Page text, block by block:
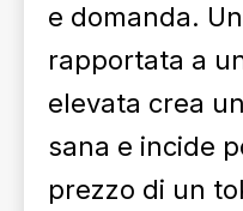
e domanda.
rapportata a
elevata crea
sana e incide
prezzo di un